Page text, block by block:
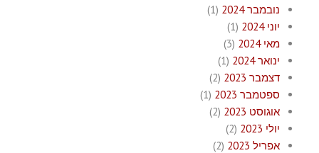
נובמבר 2024
(1)
יוני 2024
(1)
מאי 2024
(3)
ינואר 2024
(1)
דצמבר 2023
(2)
ספטמבר 2023
(1)
אוגוסט 2023
(2)
יולי 2023
(2)
אפריל 2023
(2)